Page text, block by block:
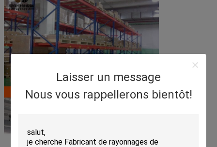
Laisser un message
Nous vous rappellerons bientôt!